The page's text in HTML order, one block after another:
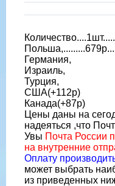
Германия,
Израиль,
Турция,
США(+112р)
Канада(+87р)
Цены даны на
надеяться ,что
Увы Почта России
на внутренние
Оплату
может выбрать
из приведенных